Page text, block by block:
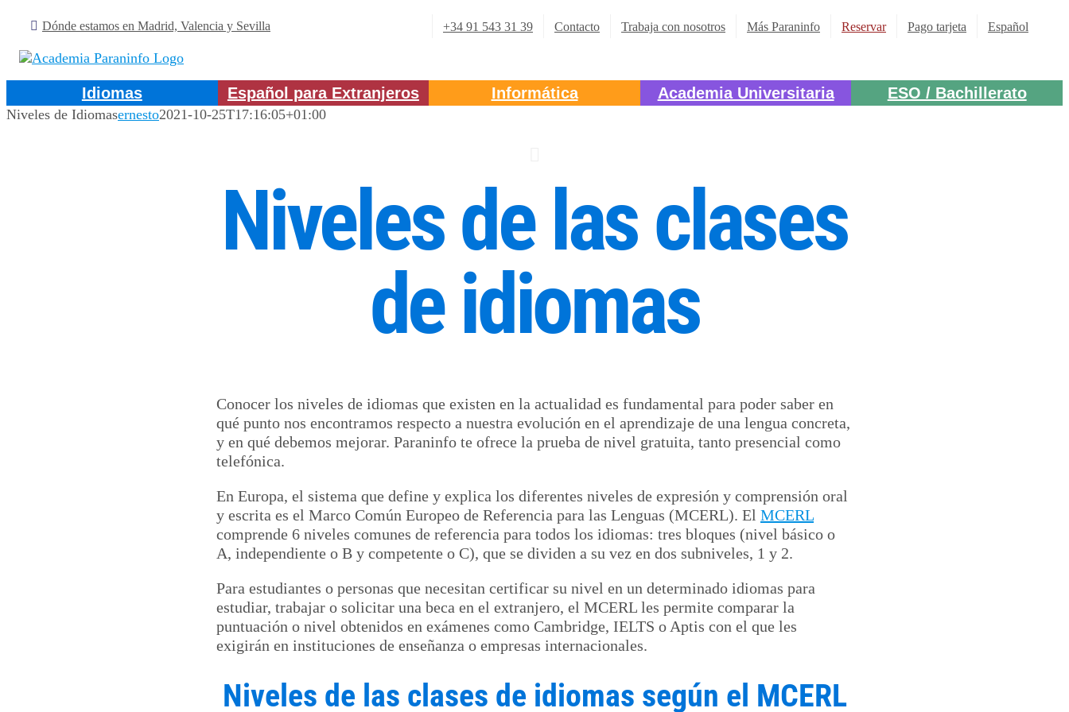
contenido
Dónde estamos en Madrid, Valencia y Sevilla +34 91 543 31 39 Contacto Trabaja con nosotros Más Paraninfo Reservar Pago tarjeta Español
Idiomas Español para Extranjeros Informática Academia Universitaria ESO / Bachillerato
Niveles de Idiomasernesto2021-10-25T17:16:05+01:00
Niveles de las clases
de idiomas
Conocer los niveles de idiomas que existen en la actualidad es fundamental para poder saber en
qué punto nos encontramos respecto a nuestra evolución en el aprendizaje de una lengua concreta,
y en qué debemos mejorar. Paraninfo te ofrece la prueba de nivel gratuita, tanto presencial como
telefónica.
En Europa, el sistema que define y explica los diferentes niveles de expresión y comprensión oral
y escrita es el Marco Común Europeo de Referencia para las Lenguas (MCERL). El MCERL
comprende 6 niveles comunes de referencia para todos los idiomas: tres bloques (nivel básico o
A, independiente o B y competente o C), que se dividen a su vez en dos subniveles, 1 y 2.
Para estudiantes o personas que necesitan certificar su nivel en un determinado idiomas para
estudiar, trabajar o solicitar una beca en el extranjero, el MCERL les permite comparar la
puntuación o nivel obtenidos en exámenes como Cambridge, IELTS o Aptis con el que les
exigirán en instituciones de enseñanza o empresas internacionales.
Niveles de las clases de idiomas según el MCERL